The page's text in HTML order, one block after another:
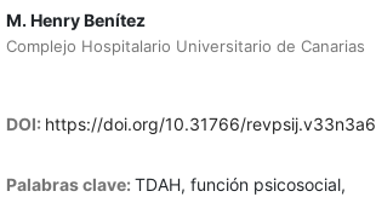
M. Henry Benítez
Complejo Hospitalario Universitario de Canarias
DOI: https://doi.org/10.31766/revpsij.v33n3a6
Palabras clave: TDAH, función psicosocial,